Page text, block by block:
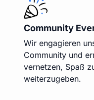
Community
Wir engagieren
Community und
vernetzen, Spaß
weiterzugeben.